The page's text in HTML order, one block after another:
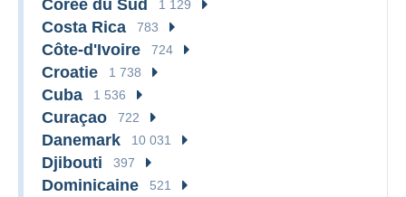
Corée du Sud 1 129
Costa Rica 783
Côte-d'Ivoire 724
Croatie 1 738
Cuba 1 536
Curaçao 722
Danemark 10 031
Djibouti 397
Dominicaine 521